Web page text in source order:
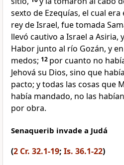
sexto de Ezequías, el cual
rey de Israel, fue tomada
llevó cautivo a Israel a Asiria,
Habor junto al río Gozán, y
medos; 12 por cuanto no
Jehová su Dios, sino que
pacto; y todas las cosas que
había mandado, no las
por obra.
Senaquerib invade a Judá
(2 Cr. 32.1-19; Is. 36.1-22)